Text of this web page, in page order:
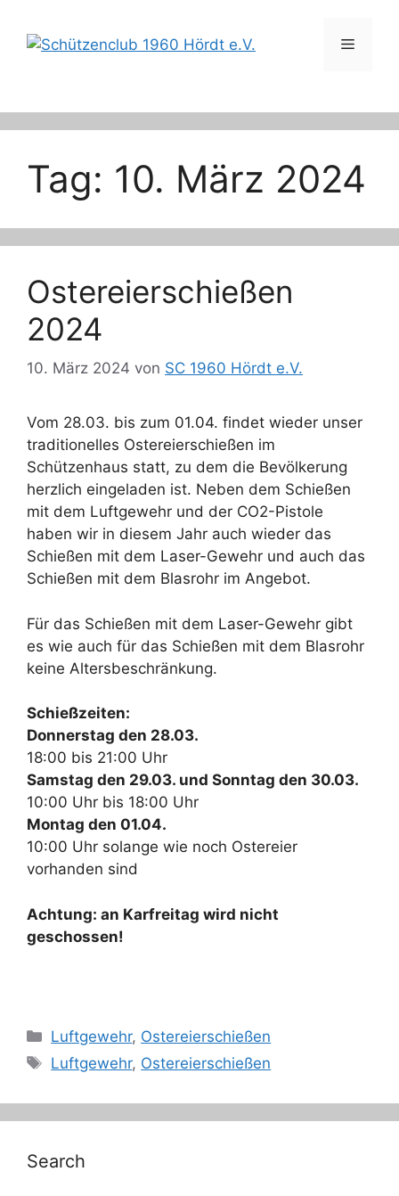
Inhalt
springen
Menü
Tag: 10. März 2024
Ostereierschießen
2024
10. März 2024 von SC 1960 Hördt e.V.
Vom 28.03. bis zum 01.04. findet wieder unser
traditionelles Ostereierschießen im
Schützenhaus statt, zu dem die Bevölkerung
herzlich eingeladen ist. Neben dem Schießen
mit dem Luftgewehr und der CO2-Pistole
haben wir in diesem Jahr auch wieder das
Schießen mit dem Laser-Gewehr und auch das
Schießen mit dem Blasrohr im Angebot.
Für das Schießen mit dem Laser-Gewehr gibt
es wie auch für das Schießen mit dem Blasrohr
keine Altersbeschränkung.
Schießzeiten:
Donnerstag den 28.03.
18:00 bis 21:00 Uhr
Samstag den 29.03. und Sonntag den 30.03.
10:00 Uhr bis 18:00 Uhr
Montag den 01.04.
10:00 Uhr solange wie noch Ostereier
vorhanden sind
Achtung: an Karfreitag wird nicht
geschossen!
Kategorien
Luftgewehr, Ostereierschießen
Schlagwörter
Luftgewehr, Ostereierschießen
Search